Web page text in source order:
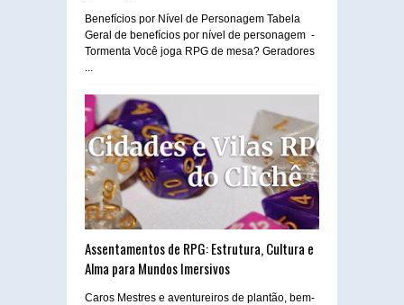
Benefícios por Nível de Personagem Tabela
Geral de benefícios por nível de personagem -
Tormenta Você joga RPG de mesa? Geradores
Assentamentos de RPG: Estrutura, Cultura e
Alma para Mundos Imersivos
Caros Mestres e aventureiros de plantão, bem-